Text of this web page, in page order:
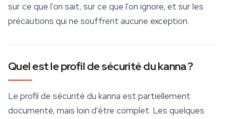
sur ce que l'on sait, sur ce que l'on ignore, et sur les
précautions qui ne souffrent aucune exception.
Quel est le profil de sécurité du kanna ?
Le profil de sécurité du kanna est partiellement
documenté, mais loin d'être complet. Les quelques